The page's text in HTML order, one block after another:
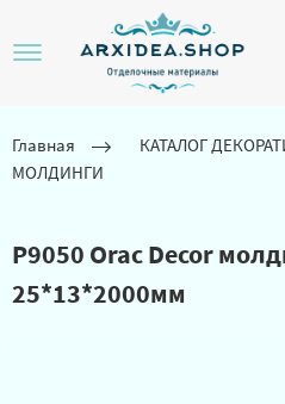
Главная
КАТАЛОГ
МОЛДИНГИ
P9050 Orac Decor
25*13*2000мм